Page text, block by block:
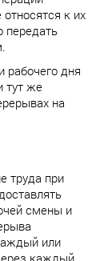
к их
передать
рабочего дня
тут же
на
труда при
смены и
или
каждый